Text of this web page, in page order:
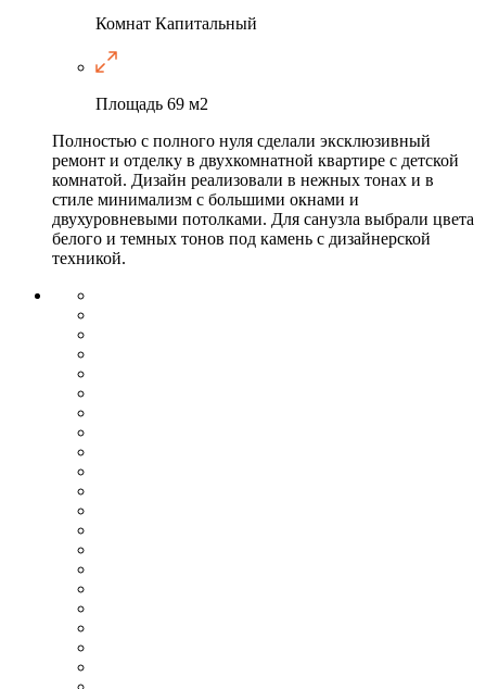
Комнат Капитальный
Площадь 69 м2
Полностью с полного нуля сделали эксклюзивный
ремонт и отделку в двухкомнатной квартире с детской
комнатой. Дизайн реализовали в нежных тонах и в
стиле минимализм с большими окнами и
двухуровневыми потолками. Для санузла выбрали цвета
белого и темных тонов под камень с дизайнерской
техникой.